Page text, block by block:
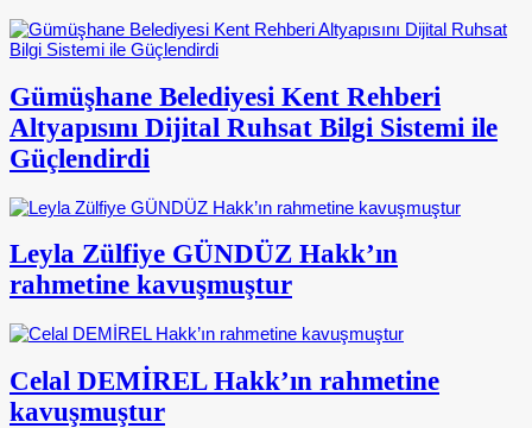
Gümüşhane Belediyesi Kent Rehberi
Altyapısını Dijital Ruhsat Bilgi Sistemi ile
Güçlendirdi
Leyla Zülfiye GÜNDÜZ Hakk’ın
rahmetine kavuşmuştur
Celal DEMİREL Hakk’ın rahmetine
kavuşmuştur